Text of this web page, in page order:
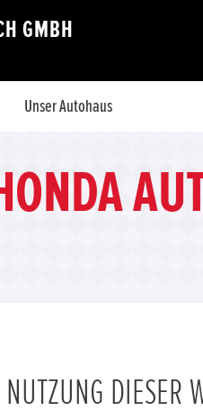
GMBH
Unser Autohaus
DIESER